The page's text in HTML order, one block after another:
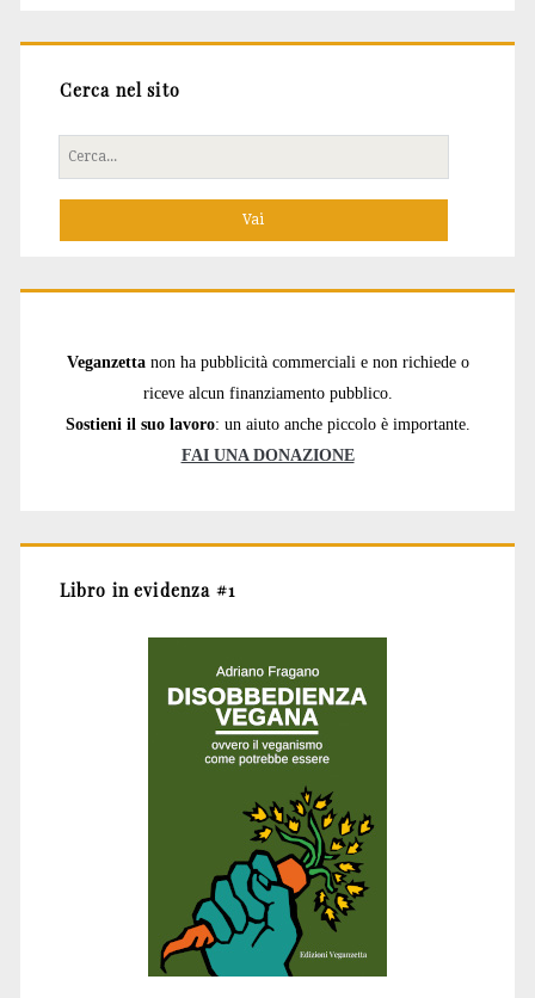
Cerca nel sito
Cerca
per:
Veganzetta non ha pubblicità commerciali e non richiede o
riceve alcun finanziamento pubblico.
Sostieni il suo lavoro: un aiuto anche piccolo è importante.
FAI UNA DONAZIONE
Libro in evidenza #1